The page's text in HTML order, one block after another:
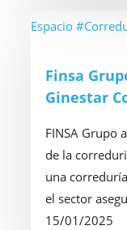
de
Group
Finsa
bienvenida
Ginestar
Correduria
Seguros
Espacio
Finsa
Ginestar
FINSA Grupo
de la
una
el sector
15/01/2025